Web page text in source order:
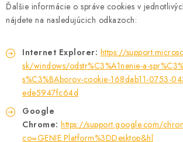
Ďalšie informácie o správe cookies v
nájdete na nasledujúcich odkazoch:
Internet Explorer: https://
sk/windows/odstr%C3%A1nenie-a-
s%C3%BAborov-cookie-168dab11-0753-
ede5947fc64d
Google
Chrome: https://support.google.com/
co=GENIE.Platform%3DDesktop&hl